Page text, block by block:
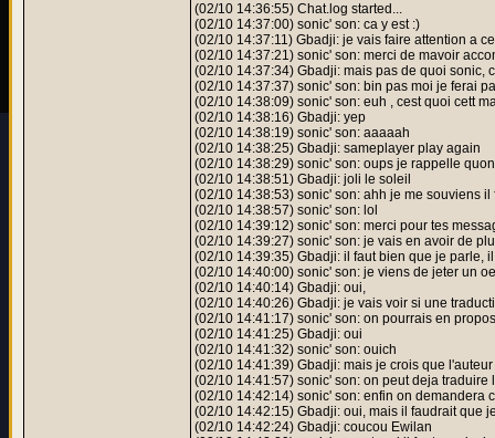
(02/10 14:36:55) Chat.log started...
(02/10 14:37:00) sonic' son: ca y est :)
(02/10 14:37:11) Gbadji: je vais faire attention a
(02/10 14:37:21) sonic' son: merci de mavoir
(02/10 14:37:34) Gbadji: mais pas de quoi sonic,
(02/10 14:37:37) sonic' son: bin pas moi je ferai
(02/10 14:38:09) sonic' son: euh , cest quoi cett
(02/10 14:38:16) Gbadji: yep
(02/10 14:38:19) sonic' son: aaaaah
(02/10 14:38:25) Gbadji: sameplayer play again
(02/10 14:38:29) sonic' son: oups je rappelle
(02/10 14:38:51) Gbadji: joli le soleil
(02/10 14:38:53) sonic' son: ahh je me souviens
(02/10 14:38:57) sonic' son: lol
(02/10 14:39:12) sonic' son: merci pour tes
(02/10 14:39:27) sonic' son: je vais en avoir de
(02/10 14:39:35) Gbadji: il faut bien que je parle,
(02/10 14:40:00) sonic' son: je viens de jeter un
(02/10 14:40:14) Gbadji: oui,
(02/10 14:40:26) Gbadji: je vais voir si une
(02/10 14:41:17) sonic' son: on pourrais en
(02/10 14:41:25) Gbadji: oui
(02/10 14:41:32) sonic' son: ouich
(02/10 14:41:39) Gbadji: mais je crois que
(02/10 14:41:57) sonic' son: on peut deja traduire
(02/10 14:42:14) sonic' son: enfin on demandera
(02/10 14:42:15) Gbadji: oui, mais il faudrait que
(02/10 14:42:24) Gbadji: coucou Ewilan